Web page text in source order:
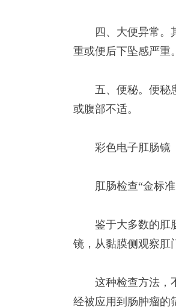
四、大便异常
重或便后下坠感严重。
五、便秘。便秘
或腹部不适。
彩色电子肛肠镜
肛肠检查“金标
鉴于大多数的肛
镜，从黏膜侧观察肛
这种检查方法，
经被应用到肠肿瘤的